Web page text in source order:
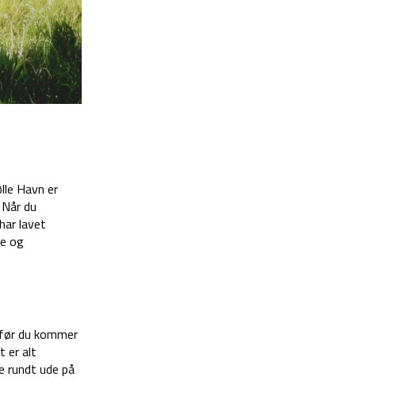
Havn er
du
lavet
og
du kommer
er alt
rundt ude på